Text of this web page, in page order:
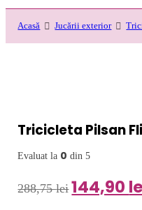
Acasă Jucării exterior
Tricicleta Pilsan
Evaluat la 0 din 5
288,75leiPrețul
144,90